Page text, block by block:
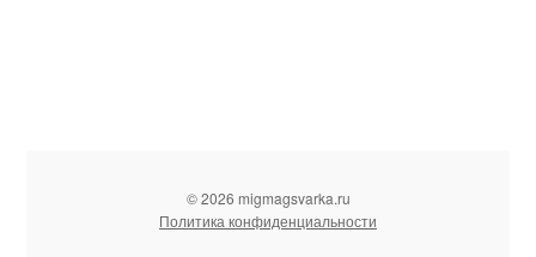
© 2026 migmagsvarka.ru
Политика конфиденциальности